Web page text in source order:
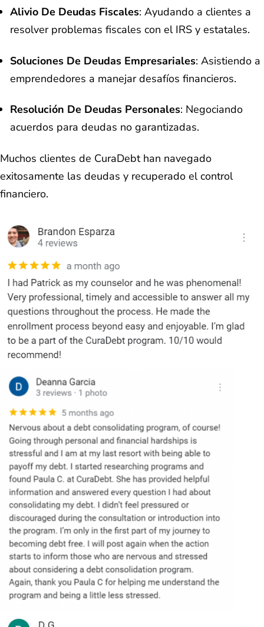
Alivio De Deudas Fiscales: Ayudando a clientes a
resolver problemas fiscales con el IRS y estatales.
Soluciones De Deudas Empresariales: Asistiendo a
emprendedores a manejar desafíos financieros.
Resolución De Deudas Personales: Negociando
acuerdos para deudas no garantizadas.
Muchos clientes de CuraDebt han navegado
exitosamente las deudas y recuperado el control
financiero.